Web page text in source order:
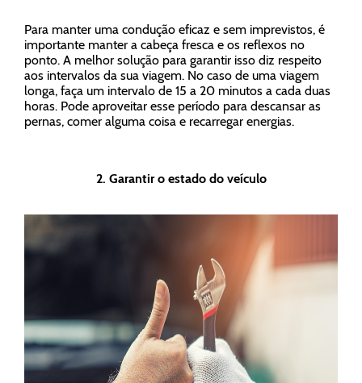
Para manter uma condução eficaz e sem imprevistos, é
importante manter a cabeça fresca e os reflexos no
ponto. A melhor solução para garantir isso diz respeito
aos intervalos da sua viagem. No caso de uma viagem
longa, faça um intervalo de 15 a 20 minutos a cada duas
horas. Pode aproveitar esse período para descansar as
pernas, comer alguma coisa e recarregar energias.
2. Garantir o estado do veículo